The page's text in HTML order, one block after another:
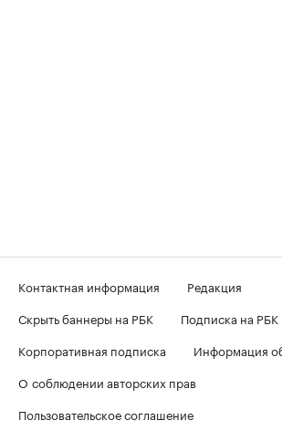
Контактная информация
Редакция
Скрыть баннеры на РБК
Подписка на РБК
Корпоративная подписка
Информация
О соблюдении авторских прав
Пользовательское соглашение